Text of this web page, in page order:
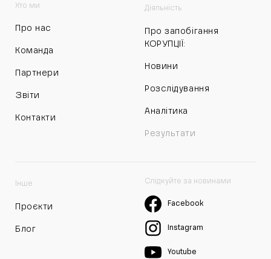
Хто ми
Про нас
Команда
Партнери
Звіти
Контакти
Діяльність
Про запобігання
КОРУПЦІЇ:
Новини
Розслідування
Аналітика
Результати
Інше
Проєкти
Блог
Слідкуйте за новинами
Facebook
Instagram
Youtube